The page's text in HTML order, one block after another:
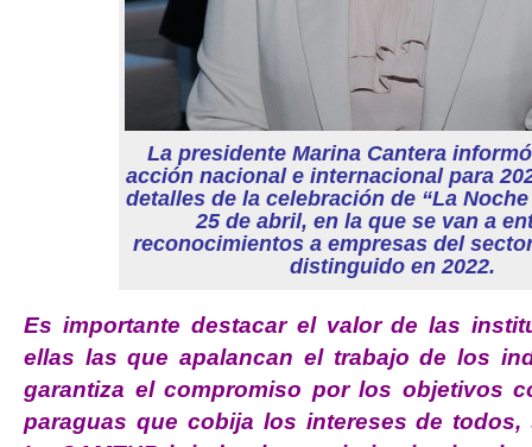
La presidente Marina Cantera
acción nacional e internacional para
detalles de la celebración de “La
25 de abril, en la que se van a
reconocimientos a empresas del
distinguido en 2022.
Es importante destacar el valor de las
ellas las que apalancan el trabajo de los
garantiza el compromiso por los objetivos
paraguas que cobija los intereses de